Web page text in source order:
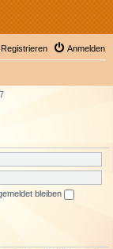
Anmelden
Registrieren
bleiben